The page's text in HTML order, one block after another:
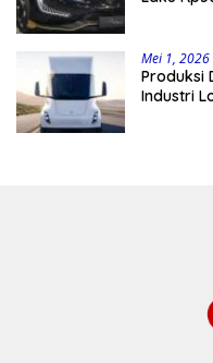
Mei 1, 2026
Produksi
Industri